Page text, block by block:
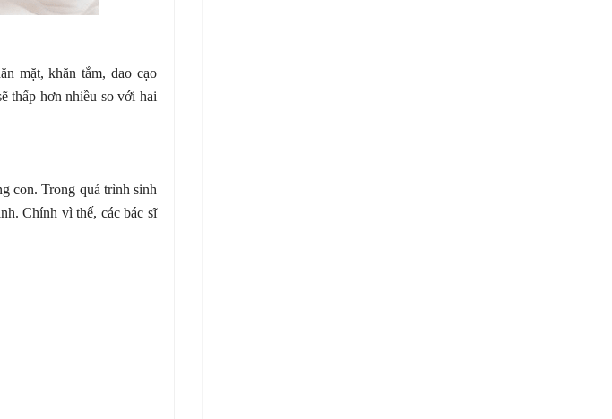
mặt, khăn tắm, dao cạo
thấp hơn nhiều so với hai
con. Trong quá trình sinh
Chính vì thế, các bác sĩ